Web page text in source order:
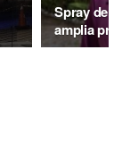
Spray de
amplia